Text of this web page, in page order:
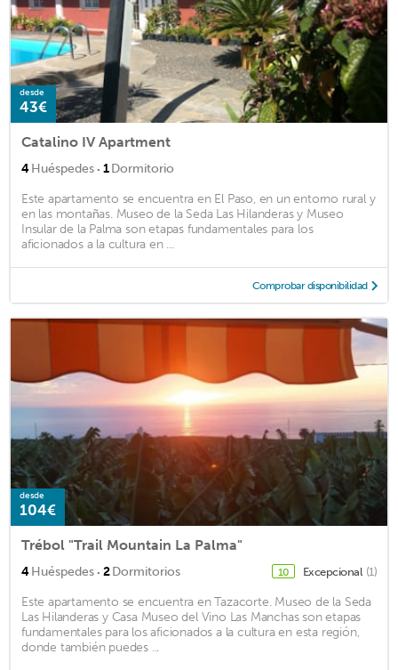
desde
43€
Catalino IV Apartment
4Huéspedes · 1Dormitorio
Este apartamento se encuentra en El Paso, en un entorno rural y
en las montañas. Museo de la Seda Las Hilanderas y Museo
Insular de la Palma son etapas fundamentales para los
aficionados a la cultura en ...
Comprobar disponibilidad
desde
104€
Trébol "Trail Mountain La Palma"
4Huéspedes · 2Dormitorios 10 Excepcional (1)
Este apartamento se encuentra en Tazacorte. Museo de la Seda
Las Hilanderas y Casa Museo del Vino Las Manchas son etapas
fundamentales para los aficionados a la cultura en esta región,
donde también puedes ...